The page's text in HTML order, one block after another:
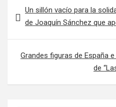
Un sillón vacío para la
de Joaquín Sánchez que
Grandes figuras de España
de